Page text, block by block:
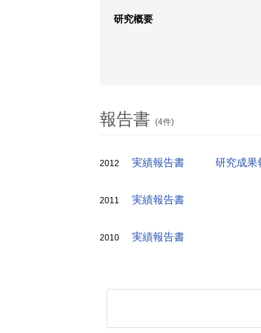
研究概要
報告書 (4件)
2012 実績報告書 研究成果
2011 実績報告書
2010 実績報告書